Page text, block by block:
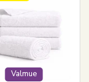
Valmue